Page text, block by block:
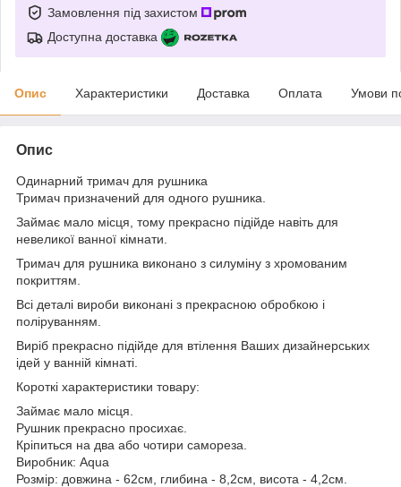
Замовлення під захистом
Доступна доставка
Опис Характеристики Доставка Оплата Умови
Опис
Одинарний тримач для рушника
Тримач призначений для одного рушника.
Займає мало місця, тому прекрасно підійде навіть для
невеликої ванної кімнати.
Тримач для рушника виконано з силуміну з хромованим
покриттям.
Всі деталі вироби виконані з прекрасною обробкою і
поліруванням.
Виріб прекрасно підійде для втілення Ваших дизайнерських
ідей у ванній кімнаті.
Короткі характеристики товару:
Займає мало місця.
Рушник прекрасно просихає.
Кріпиться на два або чотири самореза.
Виробник: Aqua
Розмір: довжина - 62см, глибина - 8,2см, висота - 4,2см.